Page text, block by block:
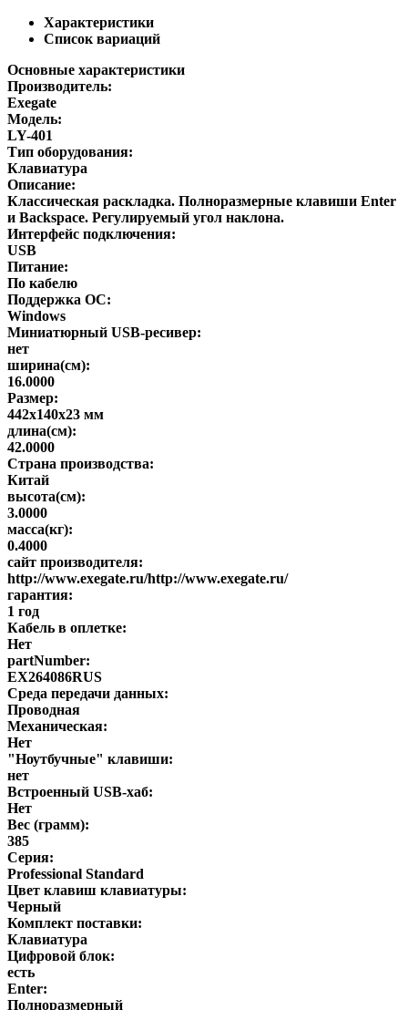
Характеристики
Список вариаций
Основные характеристики
Производитель:
Exegate
Модель:
LY-401
Тип оборудования:
Клавиатура
Описание:
Классическая раскладка. Полноразмерные клавиши Enter
и Backspace. Регулируемый угол наклона.
Интерфейс подключения:
USB
Питание:
По кабелю
Поддержка ОС:
Windows
Миниатюрный USB-ресивер:
нет
ширина(см):
16.0000
Размер:
442x140x23 мм
длина(см):
42.0000
Страна производства:
Китай
высота(см):
3.0000
масса(кг):
0.4000
сайт производителя:
http://www.exegate.ru/http://www.exegate.ru/
гарантия:
1 год
Кабель в оплетке:
Нет
partNumber:
EX264086RUS
Среда передачи данных:
Проводная
Механическая:
Нет
"Ноутбучные" клавиши:
нет
Встроенный USB-хаб:
Нет
Вес (грамм):
385
Серия:
Professional Standard
Цвет клавиш клавиатуры:
Черный
Комплект поставки:
Клавиатура
Цифровой блок:
есть
Enter:
Полноразмерный